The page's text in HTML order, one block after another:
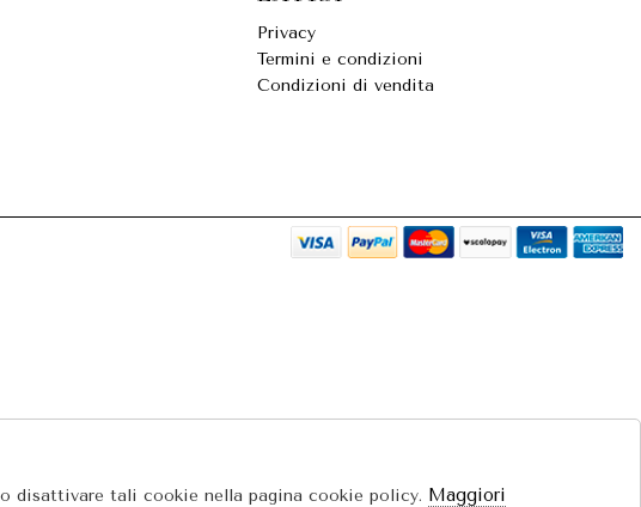
Privacy
Termini e condizioni
Condizioni di vendita
disattivare tali cookie nella pagina cookie policy. Maggiori